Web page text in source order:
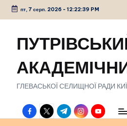
Перейти
пт, 7 серп. 2026 - 12:22:40 PM
ГЛЕВАСЬКОЇ СЕЛИЩНОЇ РАДИ
facebook.com
twitter.com
t.me instagram.com